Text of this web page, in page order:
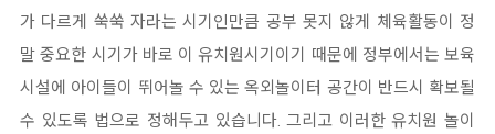
가 다르게 쑥쑥 자라는 시기인만큼 공부 못지 않게 체육활동이 정
말 중요한 시기가 바로 이 유치원시기이기 때문에 정부에서는 보육
시설에 아이들이 뛰어놀 수 있는 옥외놀이터 공간이 반드시 확보될
수 있도록 법으로 정해두고 있습니다. 그리고 이러한 유치원 놀이